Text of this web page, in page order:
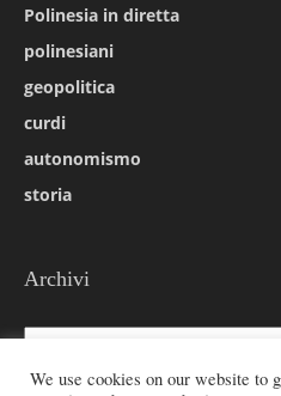
Polinesia in diretta
polinesiani
geopolitica
curdi
autonomismo
storia
Archivi
Archivi
We use cookies on our website to